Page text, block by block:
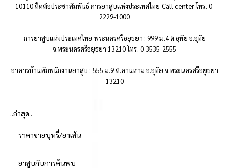
10110 ติดต่อประชาสัมพันธ์ การยาสูบแห่งประเทศไทย Call center โทร. 0-
2229-1000
การยาสูบแห่งประเทศไทย พระนครศรีอยุธยา : 999 ม.4 ต.อุทัย อ.อุทัย
จ.พระนครศรีอยุธยา 13210 โทร. 0-3535-2555
อาคารบ้านพักพนักงานยาสูบ : 555 ม.9 ต.คานหาม อ.อุทัย จ.พระนครศรีอยุธยา
13210
..ล่าสุด..
ราคาขายบุหรี่/ยาเส้น
ยาสูบกับการค้นพบ